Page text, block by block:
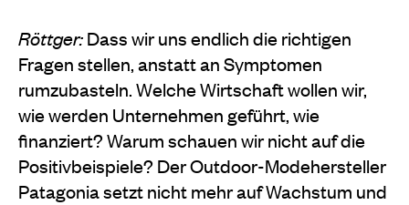
Röttger:Dass wir uns endlich die richtigen
Fragen stellen, anstatt an Symptomen
rumzubasteln. Welche Wirtschaft wollen wir,
wie werden Unternehmen geführt, wie
finanziert? Warum schauen wir nicht auf die
Positivbeispiele? Der Outdoor-Modehersteller
Patagonia setzt nicht mehr auf Wachstum und